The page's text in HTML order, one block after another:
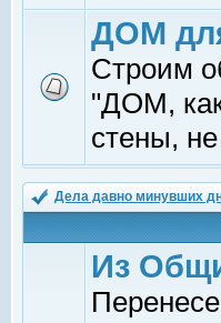
ДОМ
Строим
"ДОМ,
стены,
Дела давно минувших
Из